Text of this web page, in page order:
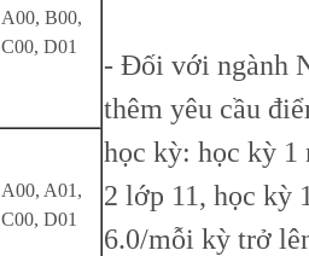
- Đối với ngành
thêm yêu cầu
học kỳ: học kỳ 1
2 lớp 11, học kỳ
6.0/mỗi kỳ trở
A00, B00,
C00, D01
A00, A01,
C00, D01